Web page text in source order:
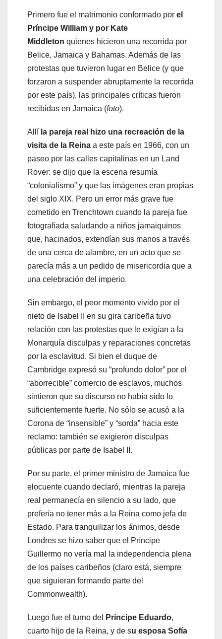
Primero fue el matrimonio conformado por el
Príncipe William y por Kate
Middleton quienes hicieron una recorrida por
Belice, Jamaica y Bahamas. Además de las
protestas que tuvieron lugar en Belice (y que
forzaron a suspender abruptamente la recorrida
por este país), las principales críticas fueron
recibidas en Jamaica (foto).
Allí la pareja real hizo una recreación de la
visita de la Reina a este país en 1966, con un
paseo por las calles capitalinas en un Land
Rover: se dijo que la escena resumía
“colonialismo” y que las imágenes eran propias
del siglo XIX. Pero un error más grave fue
cometido en Trenchtown cuando la pareja fue
fotografiada saludando a niños jamaiquinos
que, hacinados, extendían sus manos a través
de una cerca de alambre, en un acto que se
parecía más a un pedido de misericordia que a
una celebración del imperio.
Sin embargo, el peor momento vivido por el
nieto de Isabel II en su gira caribeña tuvo
relación con las protestas que le exigían a la
Monarquía disculpas y reparaciones concretas
por la esclavitud. Si bien el duque de
Cambridge expresó su “profundo dolor” por el
“aborrecible” comercio de esclavos, muchos
sintieron que su discurso no había sido lo
suficientemente fuerte. No sólo se acusó a la
Corona de “insensible” y “sorda” hacia este
reclamo: también se exigieron disculpas
públicas por parte de Isabel II.
Por su parte, el primer ministro de Jamaica fue
elocuente cuando declaró, mientras la pareja
real permanecía en silencio a su lado, que
prefería no tener más a la Reina como jefa de
Estado. Para tranquilizar los ánimos, desde
Londres se hizo saber que el Príncipe
Guillermo no vería mal la independencia plena
de los países caribeños (claro está, siempre
que siguieran formando parte del
Commonwealth).
Luego fue el turno del Príncipe Eduardo,
cuarto hijo de la Reina, y de su esposa Sofía